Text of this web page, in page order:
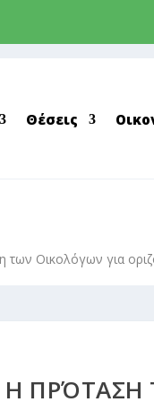
Θέσεις
Οικολόγων για
Η ΠΡΌΤΑΣΗ